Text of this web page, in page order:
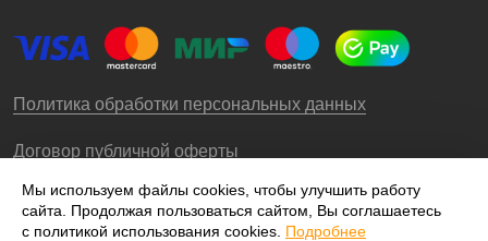
Политика обработки персональных данных
Договор публичной оферты
© 2009-2026 – ООО «Роллгео»
Мы используем файлы cookies, чтобы улучшить работу
сайта. Продолжая пользоваться сайтом, Вы соглашаетесь
с политикой использования cookies. Подробнее